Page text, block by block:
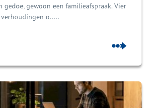
gedoe, gewoon een familieafspraak. Vier
o.....